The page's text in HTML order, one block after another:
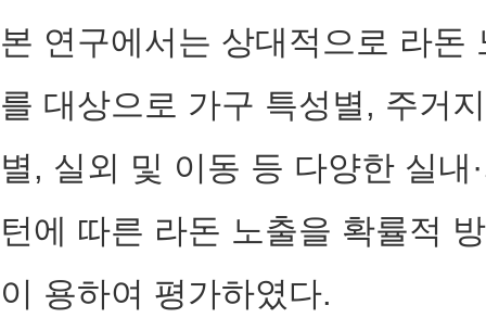
본 연구에서는 상대적으로 라돈
를 대상으로 가구 특성별, 주거
별, 실외 및 이동 등 다양한 실
턴에 따른 라돈 노출을 확률적
이 용하여 평가하였다.